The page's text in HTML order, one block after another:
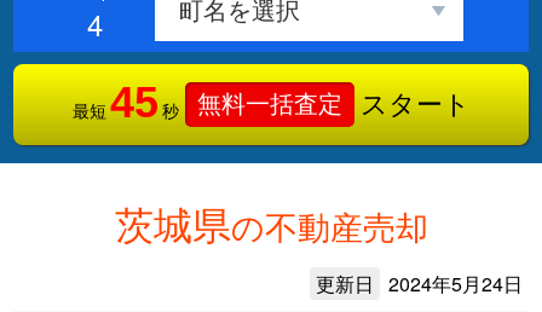
4
最短 45 秒 無料一括査定 スタート
茨城県の不動産売却
更新日 2024年5月24日